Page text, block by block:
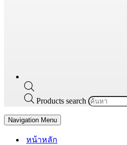
Products search
Navigation Menu
หน้าหลัก